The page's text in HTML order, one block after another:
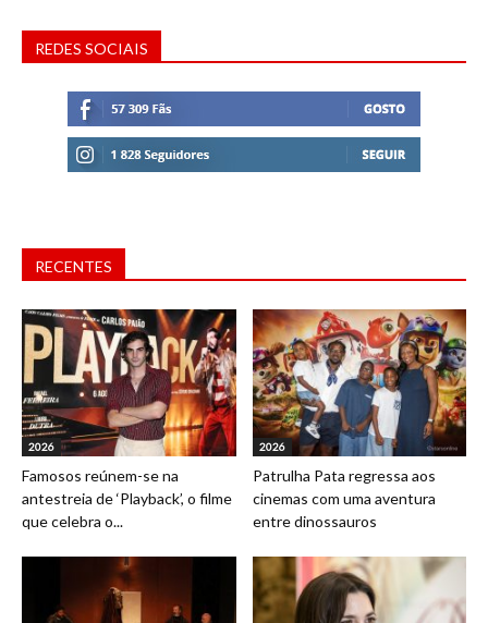
REDES SOCIAIS
RECENTES
2026
Famosos reúnem-se na
antestreia de ‘Playback’, o filme
que celebra o...
2026
Patrulha Pata regressa aos
cinemas com uma aventura
entre dinossauros